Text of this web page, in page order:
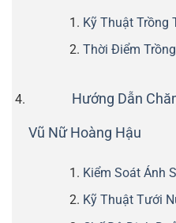
Kỹ Thuật Trồng
Thời Điểm
Hướng Dẫn
Vũ Nữ Hoàng Hậu
Kiểm Soát Ánh
Kỹ Thuật Tưới